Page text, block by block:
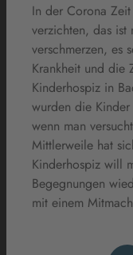
In der Corona
verzichten, das ist
verschmerzen, es
Krankheit und die
Kinderhospiz in
wurden die
wenn man
Mittlerweile hat
Kinderhospiz will
Begegnungen
mit einem